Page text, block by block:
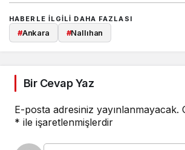
HABERLE ILGILI DAHA FAZLASI
#Ankara #Nallıhan
Bir Cevap Yaz
E-posta adresiniz yayınlanmayacak.
* ile işaretlenmişlerdir